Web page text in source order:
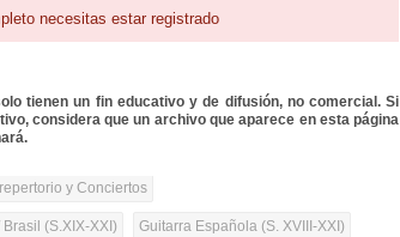
necesitas estar registrado
tienen un fin educativo y de difusión, no comercial. Si
considera que un archivo que aparece en esta página
y Conciertos
(S.XIX-XXI) Guitarra Española (S. XVIII-XXI)